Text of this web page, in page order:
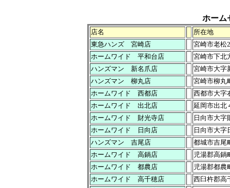
ホーム
店名
所在地
東急ハンズ 宮崎店
宮崎市老松
ホームワイド 平和台店
宮崎市下北
ハンズマン 新名爪店
宮崎市大字
ハンズマン 柳丸店
宮崎市柳丸
ホームワイド 西都店
西都市大字
ホームワイド 出北店
延岡市出北
ホームワイド 財光寺店
日向市大字
ホームワイド 日向店
日向市大字
ハンズマン 吉尾店
都城市吉尾
ホームワイド 高鍋店
児湯郡高鍋
ホームワイド 都農店
児湯郡都農
ホームワイド 高千穂店
西臼杵郡高